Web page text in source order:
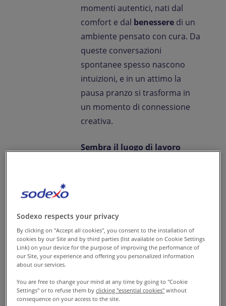
momenti autentici, nati dal
comfort e dal benessere di un
ambiente pensato con cura. Da
queste conversazioni
spontanee spesso nascono
intuizioni, e in un attimo la
pausa pranzo si trasforma in
un momento di connessione
creativa.
Sembra il luogo di lavoro
pensati per favorire la
relazione.
Glispazi dedicati al cibosono
dove mangiare: sono il cuore
pulsante della cultura
Sodexo respects your privacy
By clicking on "Accept all cookies", you consent to the installation of
cookies by our Site and by third parties (list available on Cookie Settings
Link) on your device for the purpose of improving the performance of
our Site, your experience and offering you personalized information
about our services.
You are free to change your mind at any time by going to "Cookie
Settings" or to refuse them byclicking "essential cookies" without
consequence on your access to the site.